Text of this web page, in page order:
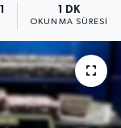
1 DK
OKUNMA SÜRESI